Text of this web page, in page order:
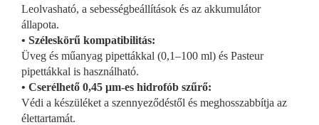
Leolvasható, a sebességbeállítások és az akkumulátor
állapota.
• Széleskörű kompatibilitás:
Üveg és műanyag pipettákkal (0,1–100 ml) és Pasteur
pipettákkal is használható.
• Cserélhető 0,45 μm-es hidrofób szűrő:
Védi a készüléket a szennyeződéstől és meghosszabbítja az
élettartamát.